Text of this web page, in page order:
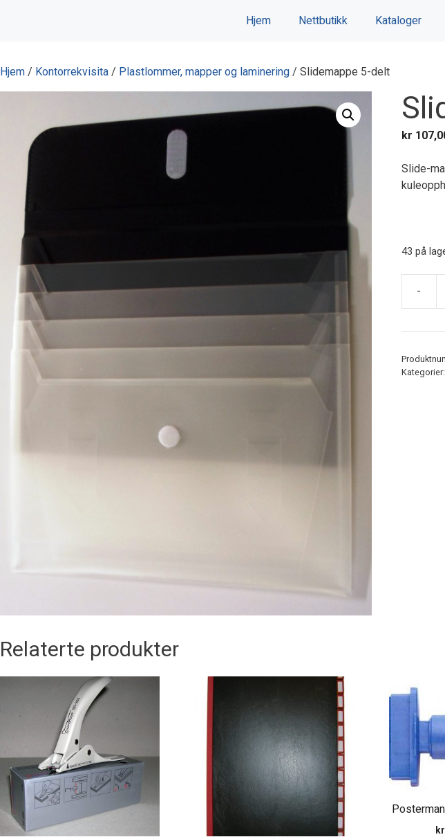
Hjem Nettbutikk Kataloger
Hjem / Kontorrekvisita / Plastlommer, mapper og laminering / Slidemappe 5-delt
kr
Slide-
43 på
-
delt
Kategorier:
Relaterte produkter
kr